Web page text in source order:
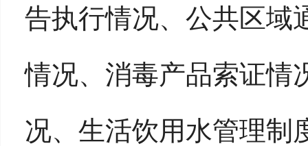
告执行情况、公共区域
情况、消毒产品索证情
况、生活饮用水管理制